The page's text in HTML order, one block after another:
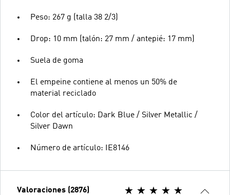
Peso: 267 g (talla 38 2/3)
Drop: 10 mm (talón: 27 mm / antepié: 17 mm)
Suela de goma
El empeine contiene al menos un 50% de
material reciclado
Color del artículo: Dark Blue / Silver Metallic /
Silver Dawn
Número de artículo: IE8146
Valoraciones (2876)